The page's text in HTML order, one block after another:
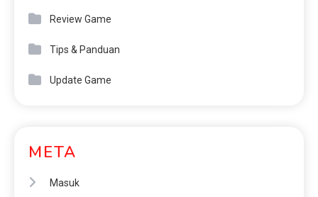
Review Game
Tips & Panduan
Update Game
META
Masuk